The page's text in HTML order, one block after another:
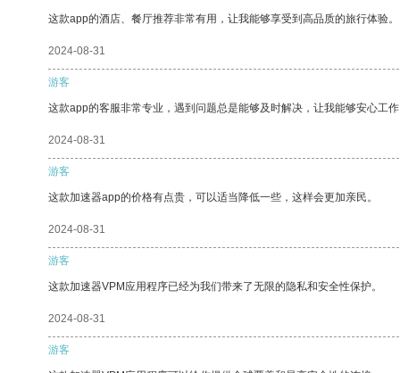
这款app的酒店、餐厅推荐非常有用，让我能够享受到高品质的旅行体验。
2024-08-31
游客
这款app的客服非常专业，遇到问题总是能够及时解决，让我能够安心工
2024-08-31
游客
这款加速器app的价格有点贵，可以适当降低一些，这样会更加亲民。
2024-08-31
游客
这款加速器VPM应用程序已经为我们带来了无限的隐私和安全性保护。
2024-08-31
游客